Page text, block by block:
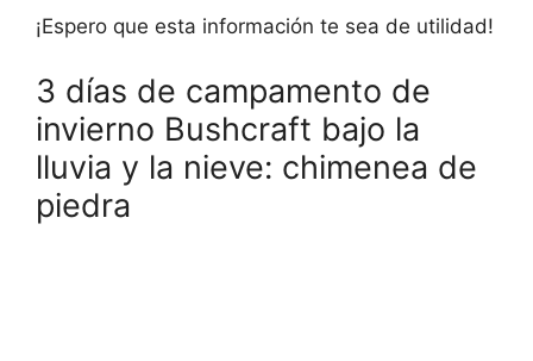
¡Espero que esta información te sea de utilidad!
3 días de campamento de
invierno Bushcraft bajo la
lluvia y la nieve: chimenea de
piedra